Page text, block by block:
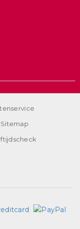
Sitemap